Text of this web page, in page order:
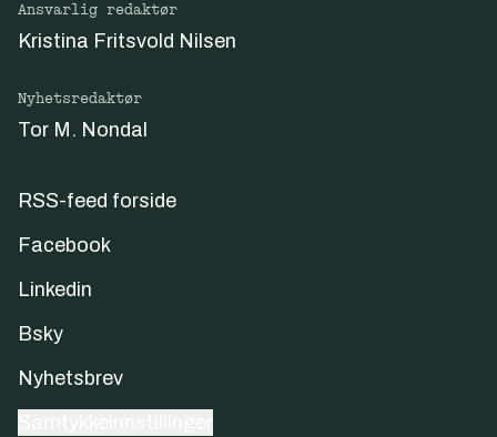
Ansvarlig redaktør
Kristina Fritsvold Nilsen
Nyhetsredaktør
Tor M. Nondal
RSS-feed forside
Facebook
Linkedin
Bsky
Nyhetsbrev